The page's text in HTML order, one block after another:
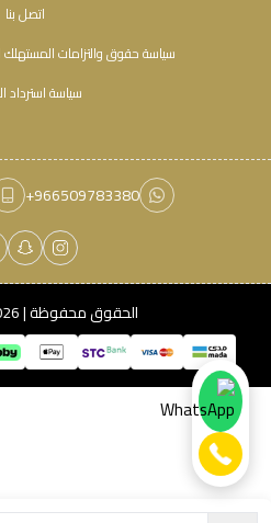
اتصل بنا
سياسة حقوق والتزامات
سياسة استرداد
+966509783380
الحقوق محفوظة | 2026